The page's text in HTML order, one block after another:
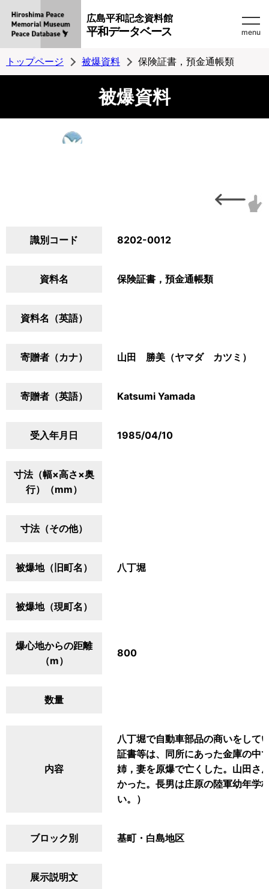
広島平和記念資料館
平和データベース menu
トップページ 被爆資料 保険証書，預金通帳類
被爆資料
識別コード 8202-0012
資料名 保険証書，預金通帳類
資料名（英語）
寄贈者（カナ） 山田 勝美（ヤマダ カツミ）
寄贈者（英語） Katsumi Yamada
受入年月日 1985/04/10
寸法（幅×高さ×奥
行）（mm）
寸法（その他）
被爆地（旧町名） 八丁堀
被爆地（現町名）
爆心地からの距離
（m）
800
数量
内容
八丁堀で自動車部品の商いをして
証書等は、同所にあった金庫の中
姉，妻を原爆で亡くした。山田さ
かった。長男は庄原の陸軍幼年学
い。）
ブロック別 基町・白島地区
展示説明文